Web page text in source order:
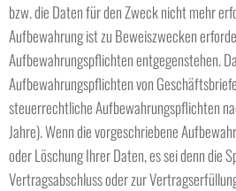
bzw. die Daten für den Zweck nicht mehr
Aufbewahrung ist zu Beweiszwecken
Aufbewahrungspflichten entgegenstehen.
Aufbewahrungspflichten von
steuerrechtliche Aufbewahrungspflichten
Jahre). Wenn die vorgeschriebene
oder Löschung Ihrer Daten, es sei denn die
Vertragsabschluss oder zur